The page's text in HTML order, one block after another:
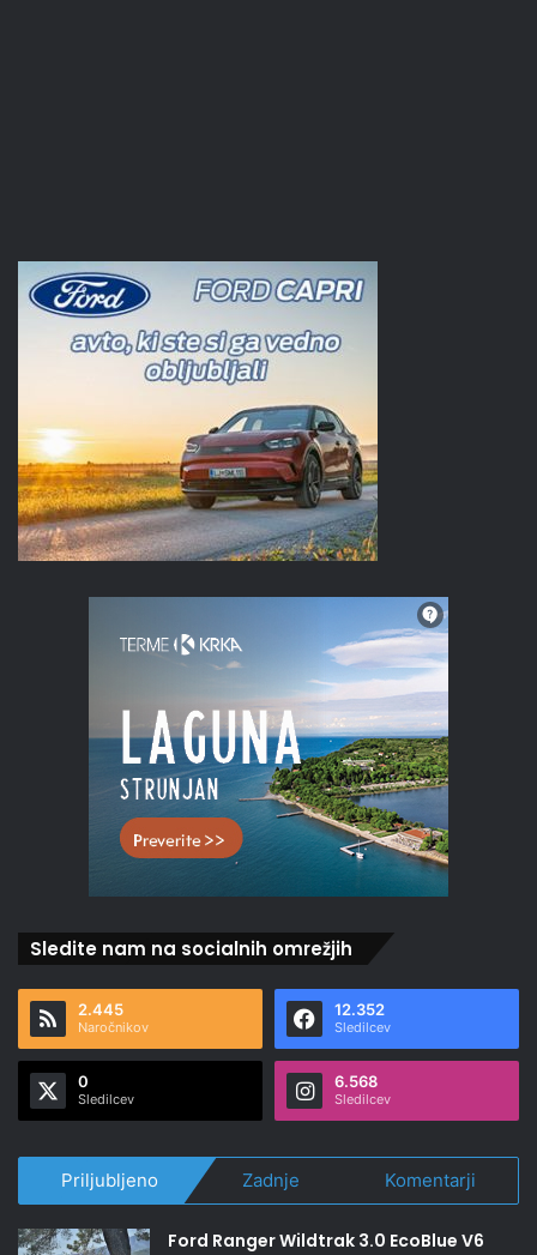
Sledite nam na socialnih omrežjih
2.445
Naročnikov
12.352
Sledilcev
0
Sledilcev
6.568
Sledilcev
Priljubljeno Zadnje Komentarji
Ford Ranger Wildtrak 3.0 EcoBlue V6